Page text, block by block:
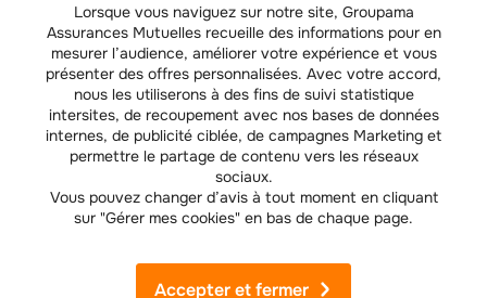
Lorsque vous naviguez sur notre site, Groupama
Assurances Mutuelles recueille des informations pour en
mesurer l’audience, améliorer votre expérience et vous
présenter des offres personnalisées. Avec votre accord,
nous les utiliserons à des fins de suivi statistique
intersites, de recoupement avec nos bases de données
internes, de publicité ciblée, de campagnes Marketing et
permettre le partage de contenu vers les réseaux
sociaux.
Vous pouvez changer d’avis à tout moment en cliquant
sur "Gérer mes cookies" en bas de chaque page.
Accepter et fermer
OFFRE DU MOMENT
CENTAURE AUTO
Jusqu’à -20% sur votre stage de conduite(1)
Vivez le risque routier pour mieux l’éviter.
*Voir processus en bas de page
J'utilise mon Chéquier Avantages